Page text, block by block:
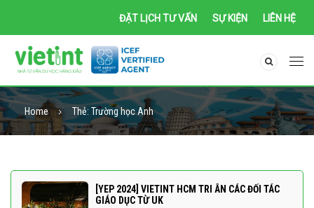
ĐẶT LỊCH TƯ VẤN SỰ KIỆN LIÊN HỆ
Home Thẻ: Trường học Anh
[YEP 2024] VIETINT HCM TRI ÂN CÁC ĐỐI TÁC
GIÁO DỤC TỪ UK